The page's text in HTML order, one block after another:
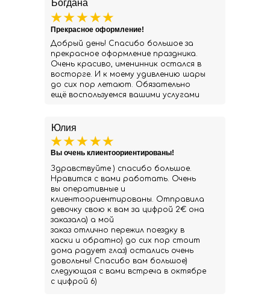
Юлия
Здравствуйте ) спасибо большое.
Нравится с вами работать. Очень
вы оперативные и
клиентоориентированы. Отправила
девочку свою к вам за цифрой 2€ она
заказала) а мой
заказ отлично пережил поездку в
хаски и обратно) до сих пор стоит
дома радует глаз) остались очень
довольны! Спасибо вам большое)
следующая с вами встреча в октябре
с цифрой 6)
Вы очень клиентоориентированы!
Богдана
Добрый день! Спасибо большое за
прекрасное оформление праздника.
Очень красиво, именинник остался в
восторге. И к моему удивлению шары
до сих пор летают. Обязательно
ещё воспользуемся вашими услугами
Прекрасное оформление!